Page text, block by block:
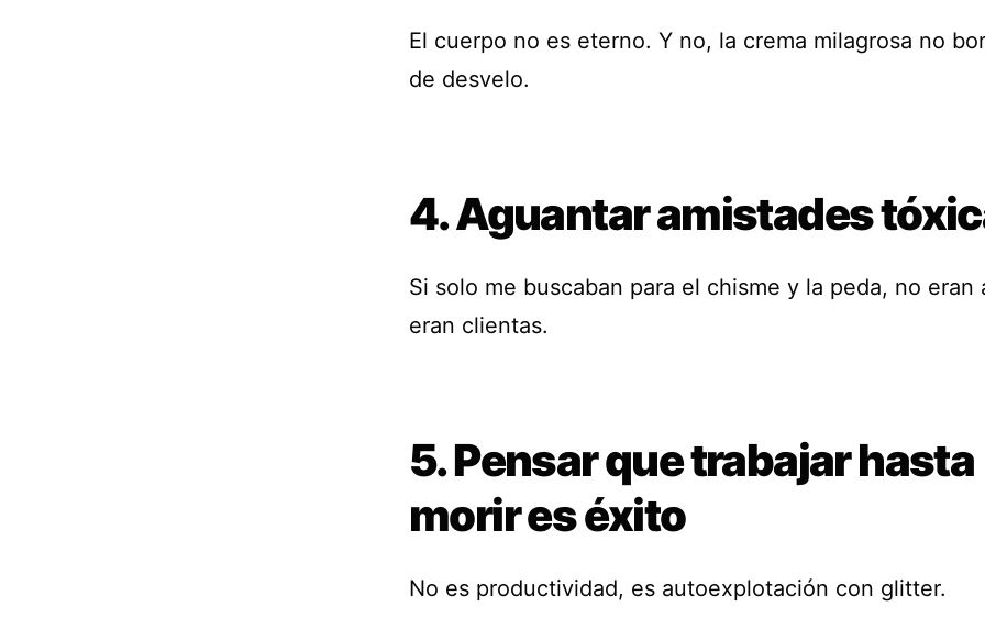
El cuerpo no es eterno. Y no, la crema milagrosa no
de desvelo.
4. Aguantar amistades
Si solo me buscaban para el chisme y la peda, no eran
eran clientas.
5. Pensar que trabajar hasta
morir es éxito
No es productividad, es autoexplotación con glitter.